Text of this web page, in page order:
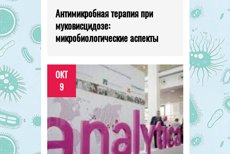
Антимикробная терапия при
муковисцидозе:
микробиологические аспекты
ОКТ
9